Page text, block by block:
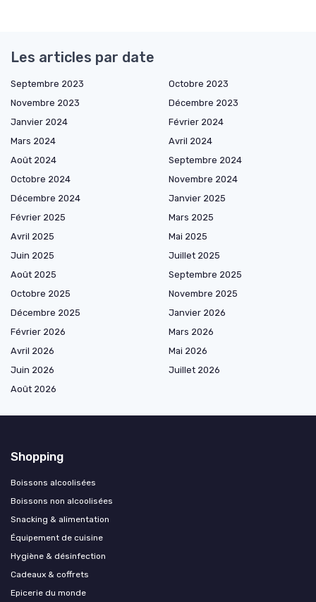
Les articles par date
Septembre 2023
Octobre 2023
Novembre 2023
Décembre 2023
Janvier 2024
Février 2024
Mars 2024
Avril 2024
Août 2024
Septembre 2024
Octobre 2024
Novembre 2024
Décembre 2024
Janvier 2025
Février 2025
Mars 2025
Avril 2025
Mai 2025
Juin 2025
Juillet 2025
Août 2025
Septembre 2025
Octobre 2025
Novembre 2025
Décembre 2025
Janvier 2026
Février 2026
Mars 2026
Avril 2026
Mai 2026
Juin 2026
Juillet 2026
Août 2026
Shopping
Boissons alcoolisées
Boissons non alcoolisées
Snacking & alimentation
Équipement de cuisine
Hygiène & désinfection
Cadeaux & coffrets
Epicerie du monde